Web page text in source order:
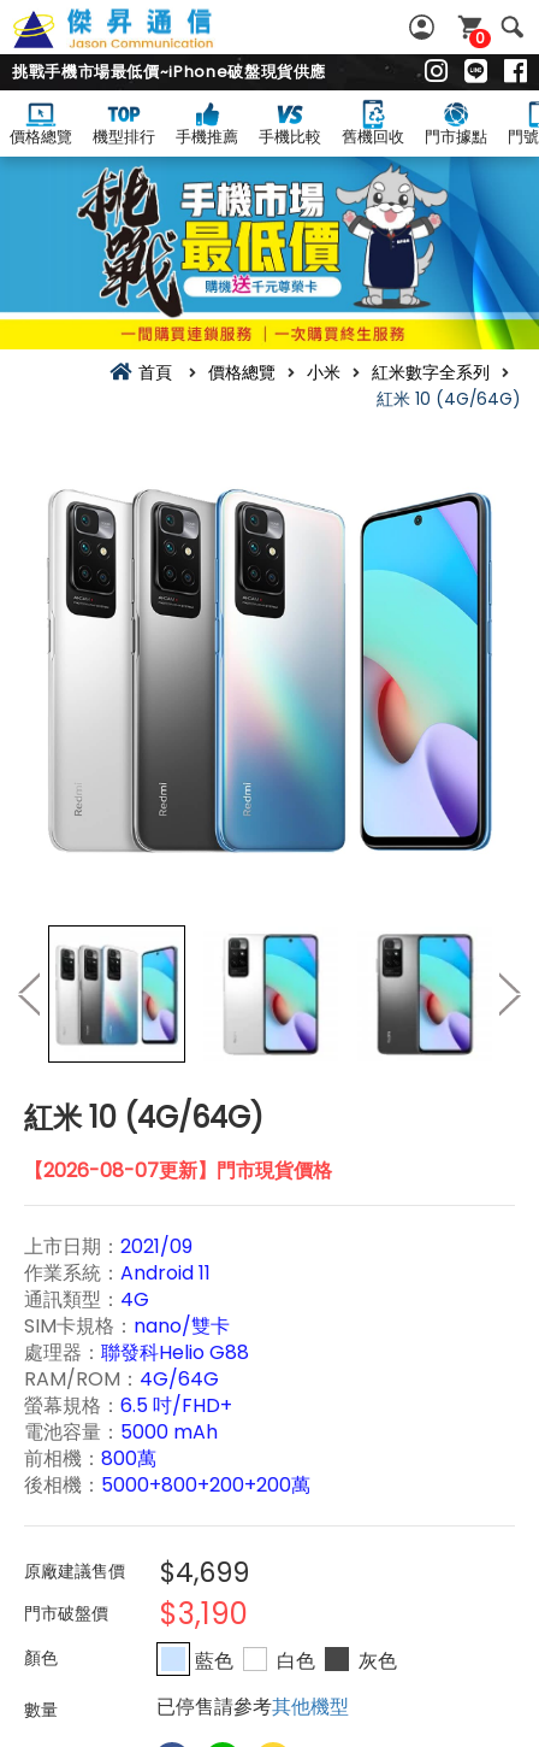
0
挑戰手機市場最低價~iPhone破盤現貨供應
價格總覽 機型排行 手機推薦 手機比較 舊機回收 門市據點 門
首頁 價格總覽 小米
紅米數字全系列
紅米 10 (4G/64G)
紅米 10 (4G/64G)
【2026-08-07更新】門市現貨價格
上市日期： 2021/09
作業系統： Android 11
通訊類型： 4G
SIM卡規格： nano/雙卡
處理器： 聯發科Helio G88
RAM/ROM： 4G/64G
螢幕規格： 6.5 吋/FHD+
電池容量： 5000 mAh
前相機： 800萬
後相機： 5000+800+200+200萬
原廠建議售價 $4,699
門市破盤價 $3,190
藍色 白色
灰色
已停售請參考其他機型